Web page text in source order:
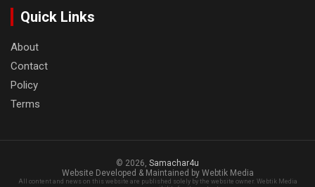
Quick Links
About
Contact
Policy
Terms
© 2026, Samachar4u
Website Developed & Maintained by Webtik Media
All content and news on this website are published solely by the website owner. Webtik Media